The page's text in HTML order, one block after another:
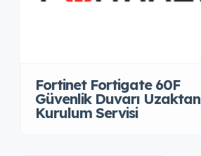
Fortinet Fortigate 60F
Güvenlik Duvarı Uzaktan
Kurulum Servisi